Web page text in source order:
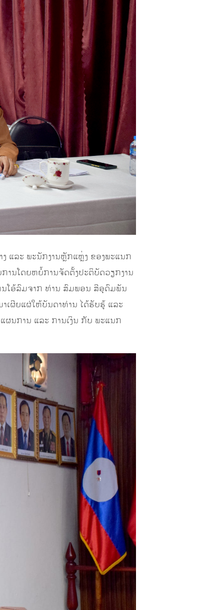
ແລະ ພະນັກງານຫຼັກແຫຼ່ງ ຂອງພະແນກ
ການໂດຍຫຍໍ້ການຈັດຕັ້ງປະຕິບັດວຽກງານ
ນໂອ້ລົມຈາກ ທ່ານ ສົມພອນ ສີອຸດົມພັນ
າເຜີຍແຜ່ໃຫ້ບັນດາທ່ານ ໄດ້ຮັບຮູ້ ແລະ
ຜນການ ແລະ ການເງິນ ກັບ ພະແນກ